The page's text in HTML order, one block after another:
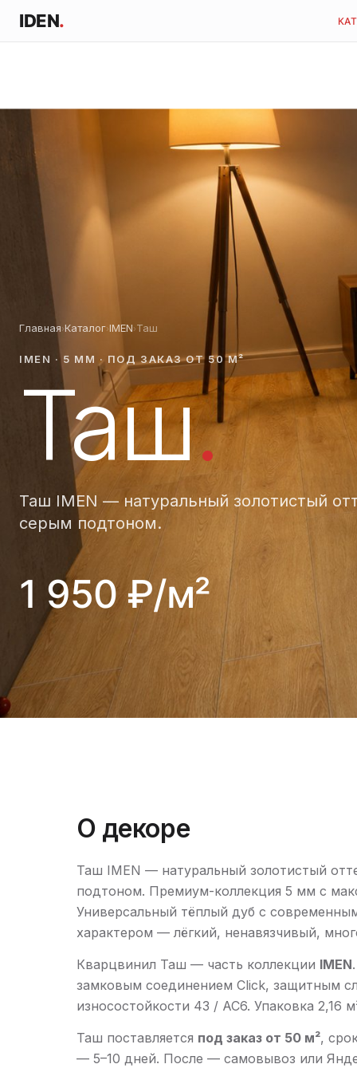
IDEN.
Главная›Каталог›IMEN›Таш
IMEN · 5 ММ · ПОД ЗАКАЗ ОТ 50 М²
Таш.
Таш IMEN — натуральный золотистый
серым подтоном.
1 950 ₽/м²
О декоре
Таш IMEN — натуральный золотистый
подтоном. Премиум-коллекция 5 мм с
Универсальный тёплый дуб с
характером — лёгкий, ненавязчивый,
Кварцвинил Таш — часть коллекции IMEN
замковым соединением Click, защитным
износостойкости 43 / AC6. Упаковка 2,16
Таш поставляется под заказ от 50 м²,
— 5–10 дней. После — самовывоз или